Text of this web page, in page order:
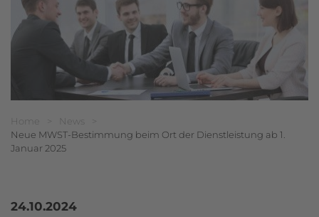
Breadcrumbnavigation
Sie befinden sich hier:
Home News
Neue MWST-Bestimmung beim Ort der Dienstleistung ab 1.
Januar 2025
24.10.2024